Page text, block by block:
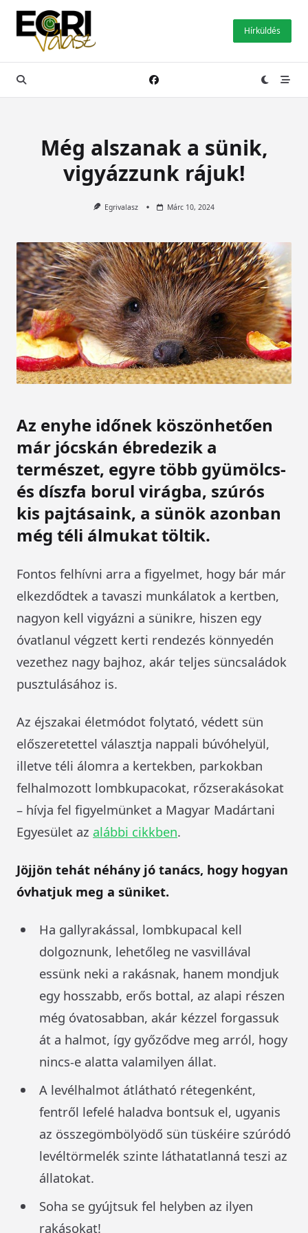
Skip
content
Hírküldés
Még alszanak a sünik,
vigyázzunk rájuk!
Egrivalasz Márc 10, 2024
Az enyhe időnek köszönhetően
már jócskán ébredezik a
természet, egyre több gyümölcs-
és díszfa borul virágba, szúrós
kis pajtásaink, a sünök azonban
még téli álmukat töltik.
Fontos felhívni arra a figyelmet, hogy bár már
elkezdődtek a tavaszi munkálatok a kertben,
nagyon kell vigyázni a sünikre, hiszen egy
óvatlanul végzett kerti rendezés könnyedén
vezethez nagy bajhoz, akár teljes süncsaládok
pusztulásához is.
Az éjszakai életmódot folytató, védett sün
előszeretettel választja nappali búvóhelyül,
illetve téli álomra a kertekben, parkokban
felhalmozott lombkupacokat, rőzserakásokat
– hívja fel figyelmünket a Magyar Madártani
Egyesület az alábbi cikkben.
Jöjjön tehát néhány jó tanács, hogy hogyan
óvhatjuk meg a süniket.
Ha gallyrakással, lombkupacal kell
dolgoznunk, lehetőleg ne vasvillával
essünk neki a rakásnak, hanem mondjuk
egy hosszabb, erős bottal, az alapi részen
még óvatosabban, akár kézzel forgassuk
át a halmot, így győződve meg arról, hogy
nincs-e alatta valamilyen állat.
A levélhalmot átlátható rétegenként,
fentről lefelé haladva bontsuk el, ugyanis
az összegömbölyödő sün tüskéire szúródó
levéltörmelék szinte láthatatlanná teszi az
állatokat.
Soha se gyújtsuk fel helyben az ilyen
rakásokat!